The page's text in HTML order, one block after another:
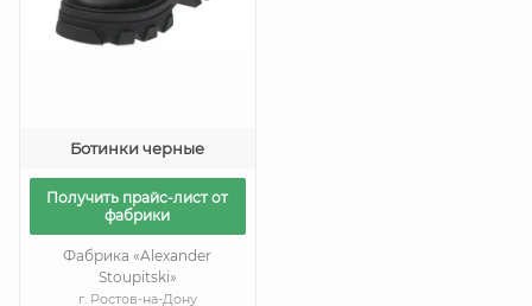
Ботинки черные
Получить прайс-лист от
фабрики
Фабрика «Alexander
Stoupitski»
г. Ростов-на-Дону